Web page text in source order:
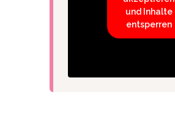
und Inhalte
entsperren